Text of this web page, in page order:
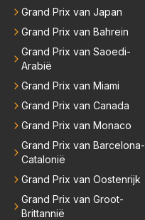
Grand Prix van Japan
Grand Prix van Bahrein
Grand Prix van Saoedi-
Arabië
Grand Prix van Miami
Grand Prix van Canada
Grand Prix van Monaco
Grand Prix van Barcelona-
Catalonië
Grand Prix van Oostenrijk
Grand Prix van Groot-
Brittannië